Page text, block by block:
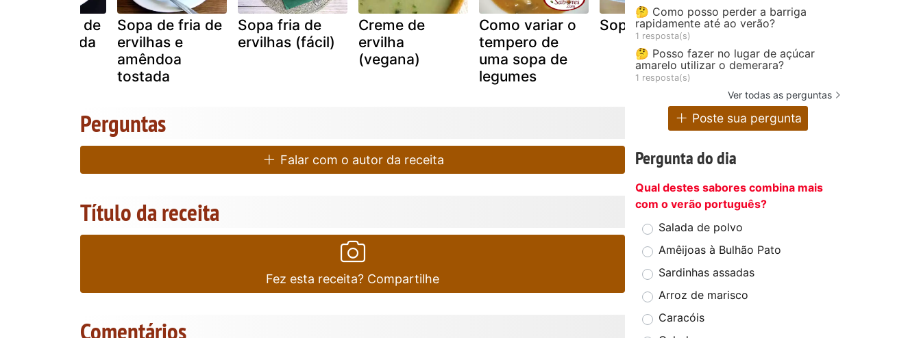
creme de
partida
Sopa de fria de
ervilhas e
amêndoa
tostada
Sopa fria de
ervilhas (fácil)
Creme de
ervilha
(vegana)
Como variar o
tempero de
uma sopa de
legumes
Sopa verde
Sopa de ervilha
(vegana)
Perguntas
Falar com o autor da receita
Título da receita
Fez esta receita? Compartilhe
Comentários
🤔 Como posso perder a barriga
rapidamente até ao verão?
1 resposta(s)
🤔 Posso fazer no lugar de açúcar
amarelo utilizar o demerara?
1 resposta(s)
Ver todas as perguntas
Poste sua pergunta
Pergunta do dia
Qual destes sabores combina mais
com o verão português?
Salada de polvo
Amêijoas à Bulhão Pato
Sardinhas assadas
Arroz de marisco
Caracóis